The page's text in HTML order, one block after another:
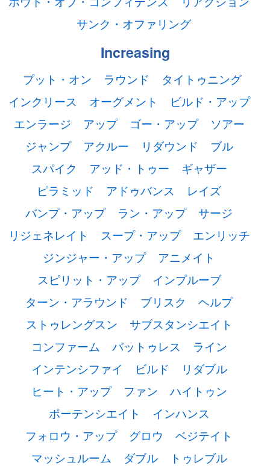
サンク・オファリング
Increasing
プット・オン ラウンド
タイトゥニング
インクリース
オーグメント
ビルド・アップ
エンラージ
アップ ゴー・アップ
ソアー
ジャンプ
アクルー リダウンド
ブル
スパイク
アッド・トゥー
ギャザー
ピラミッド
アドゥバンス
レイズ
バンプ・アップ
ラン・アップ
サージ
リジェネレイト
スープ・アップ
エンリッチ
ジンジャー・アップ
アニメイト
スピリット・アップ
インプルーブ
ターン・アラウンド
ブリスク
ヘルプ
ストゥレングスン
サブスタンシエイト
コンファーム
バットゥレス
ライン
インテンシファイ
ビルド
リダブル
ヒート・アップ
ファン
ハイトゥン
ポーテンシエイト
インハンス
フォロウ・アップ
グロウ
ベジテイト
マッシュルーム
ダブル
トゥレブル